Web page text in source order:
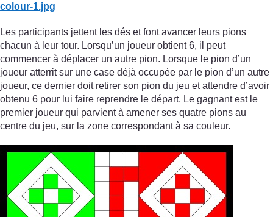
colour-1.jpg
Les participants jettent les dés et font avancer leurs pions
chacun à leur tour. Lorsqu’un joueur obtient 6, il peut
commencer à déplacer un autre pion. Lorsque le pion d’un
joueur atterrit sur une case déjà occupée par le pion d’un autre
joueur, ce dernier doit retirer son pion du jeu et attendre d’avoir
obtenu 6 pour lui faire reprendre le départ. Le gagnant est le
premier joueur qui parvient à amener ses quatre pions au
centre du jeu, sur la zone correspondant à sa couleur.